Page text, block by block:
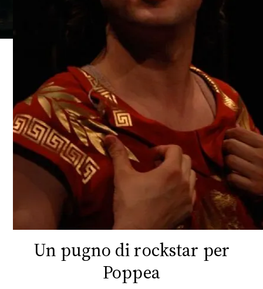
EVENTI
VIDEO
TV
PRINCIPATO
RMCUn pugno di rockstar per
Poppea